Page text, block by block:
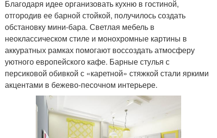
Благодаря идее организовать кухню в гостиной,
отгородив ее барной стойкой, получилось создать
обстановку мини-бара. Светлая мебель в
неоклассическом стиле и монохромные картины в
аккуратных рамках помогают воссоздать атмосферу
уютного европейского кафе. Барные стулья с
персиковой обивкой с «каретной» стяжкой стали яркими
акцентами в бежево-песочном интерьере.